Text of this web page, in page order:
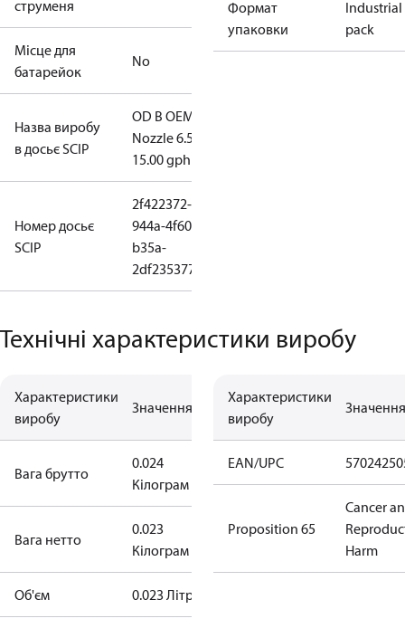
струменя
Місце для
батарейок
No
Назва виробу
в досьє SCIP
OD B OEM-
Nozzle 6.50-
15.00 gph
Номер досьє
SCIP
2f422372-
944a-4f60-
b35a-
2df235377320
Формат
упаковки
Industrial
pack
Технічні характеристики виробу
Характеристики
виробу
Значення
Вага брутто
0.024
Кілограм
Bага нетто
0.023
Кілограм
Об'єм 0.023 Літр
Характеристики
виробу
Значення
EAN/UPC
Proposition 65
Cancer
Harm